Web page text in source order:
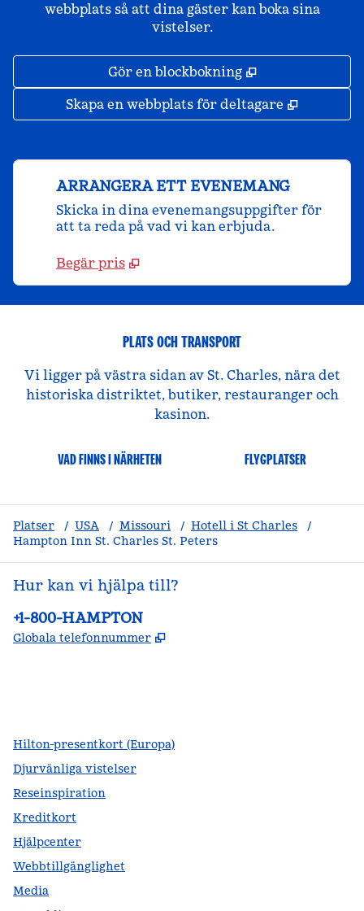
webbplats så att dina gäster kan boka sina
vistelser.
Gör en blockbokning ,
Skapa en webbplats för deltagare ,
ARRANGERA ETT EVENEMANG
Skicka in dina evenemangsuppgifter för
att ta reda på vad vi kan erbjuda.
Begär pris
PLATS OCH TRANSPORT
Vi ligger på västra sidan av St. Charles, nära det
historiska distriktet, butiker, restauranger och
kasinon.
VAD FINNS I NÄRHETEN FLYGPLATSER
Platser / USA / Missouri / Hotell i St Charles
/
Hampton Inn St. Charles St. Peters
Hur kan vi hjälpa till?
Telefon:
+1-800-HAMPTON
Globala telefonnummer ,
Hilton-presentkort (Europa)
Djurvänliga vistelser
Reseinspiration
Kreditkort
Hjälpcenter
Webbtillgänglighet
Media